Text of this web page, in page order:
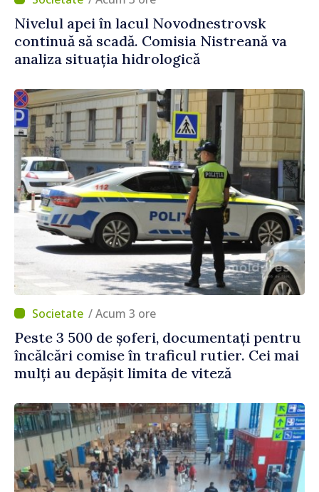
Nivelul apei în lacul Novodnestrovsk
continuă să scadă. Comisia Nistreană va
analiza situația hidrologică
/ Acum 3 ore
Peste 3 500 de șoferi, documentați pentru
încălcări comise în traficul rutier. Cei mai
mulți au depășit limita de viteză